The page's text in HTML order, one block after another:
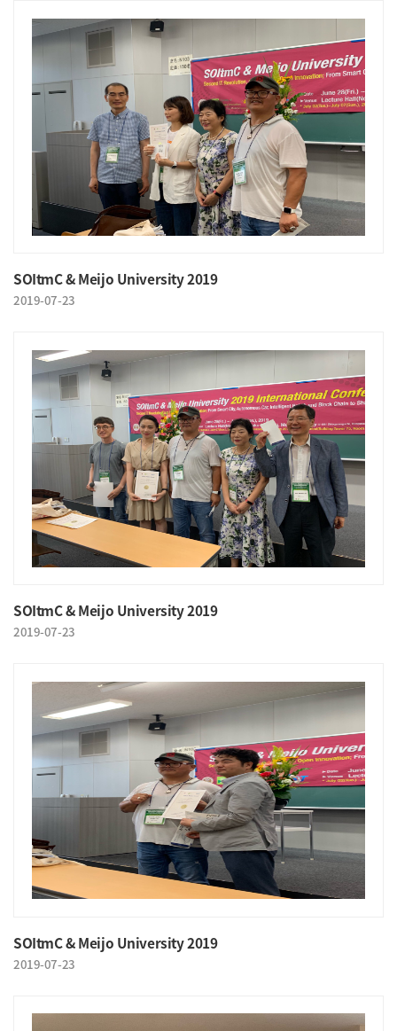
SOItmC & Meijo University 2019
2019-07-23
SOItmC & Meijo University 2019
2019-07-23
SOItmC & Meijo University 2019
2019-07-23